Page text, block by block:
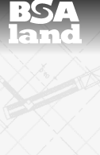
Skip
to
content